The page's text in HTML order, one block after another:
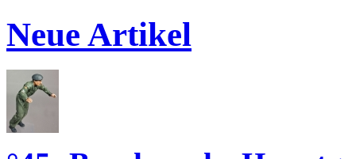
Neue Artikel